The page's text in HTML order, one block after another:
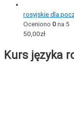
rosyjskie dla
Oceniono 0na 5
50,00zł
Kurs języka